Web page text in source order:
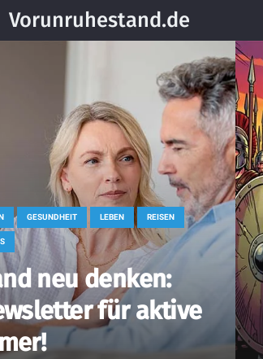
Vorunruhestand.de
GESUNDHEIT LEBEN REISEN
neu denken:
für aktive